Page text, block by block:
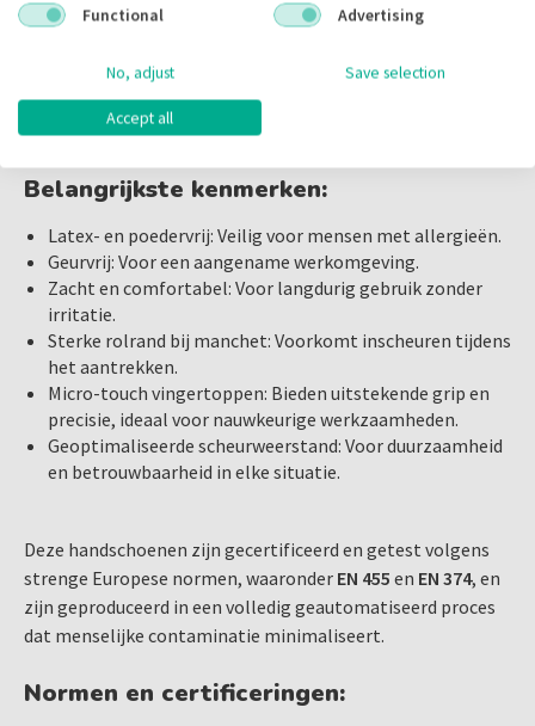
Nitrile Premium Handschoenen
. Bestel vandaag nog en
ervaar het verschil in uw dagelijkse werkzaamheden.
Ook verkrijgbaar in de volgende maten:
XS,M,L
DeComforties Premium Handschoenenpassen zich aan
handbeweging. Dit helpt vermoeidheid aan het einde van de
dag te verminderen, omdat de handschoenen niet
uitzetten, maar hun natuurlijke vorm behouden.
Belangrijkste kenmerken:
Latex- en poedervrij: Veilig voor mensen met allergieën.
Geurvrij: Voor een aangename werkomgeving.
Zacht en comfortabel: Voor langdurig gebruik zonder
irritatie.
Sterke rolrand bij manchet: Voorkomt inscheuren tijdens
het aantrekken.
Micro-touch vingertoppen: Bieden uitstekende grip en
precisie, ideaal voor nauwkeurige werkzaamheden.
Geoptimaliseerde scheurweerstand: Voor duurzaamheid
en betrouwbaarheid in elke situatie.
Deze handschoenen zijn gecertificeerd en getest volgens
strenge Europese normen, waaronder EN 455 en EN 374, en
zijn geproduceerd in een volledig geautomatiseerd proces
dat menselijke contaminatie minimaliseert.
Normen en certificeringen:
Functional
Advertising
No, adjust Save selection
Accept all